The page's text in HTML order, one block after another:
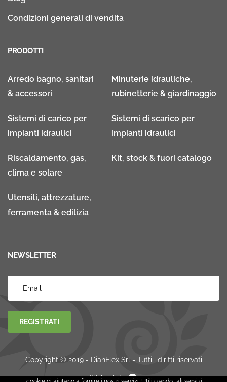
Condizioni generali di vendita
PRODOTTI
Arredo bagno, sanitari
& accessori
Minuterie idrauliche,
rubinetterie & giardinaggio
Sistemi di carico per
impianti idraulici
Sistemi di scarico per
impianti idraulici
Riscaldamento, gas,
clima e solare
Kit, stock & fuori catalogo
Utensili, attrezzature,
ferramenta & edilizia
NEWSLETTER
REGISTRATI
Copyright © 2019 - DianFlex Srl - Tutti i diritti riservati
Websolute